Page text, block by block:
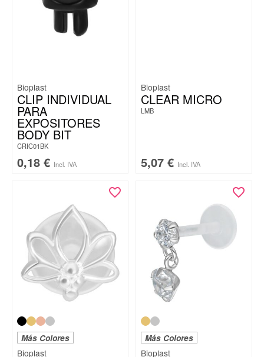
Bioplast
CLIP INDIVIDUAL
PARA
EXPOSITORES
BODY BIT
CRIC01BK
0,18 € Incl. IVA
Bioplast
CLEAR MICRO
LMB
5,07 € Incl. IVA
Más Colores
Bioplast
Más Colores
Bioplast